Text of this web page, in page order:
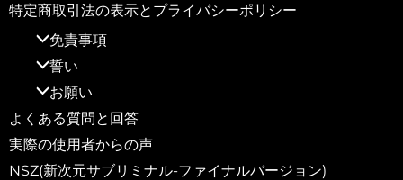
特定商取引法の表示とプライバシーポリシー
免責事項
誓い
お願い
よくある質問と回答
実際の使用者からの声
NSZ(新次元サブリミナル-ファイナルバージョン)